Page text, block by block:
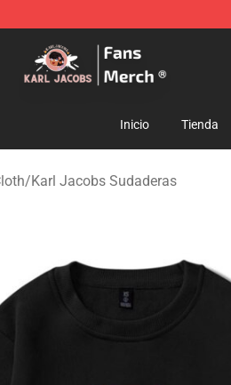
Karl Jacobs Merchandise Shop
Inicio Tienda
/Karl Jacobs Sudaderas